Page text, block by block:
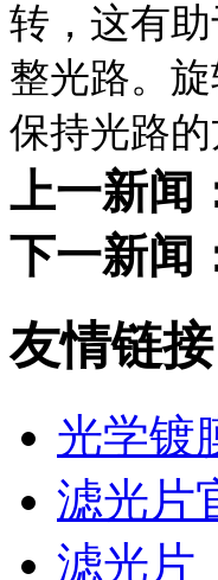
转，这有
整光路。
保持光路
上一新闻
下一新闻
友情链接
光学镀
滤光片
滤光片